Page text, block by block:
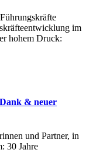
im
hohem Druck:
& neuer
und Partner, in
30 Jahre